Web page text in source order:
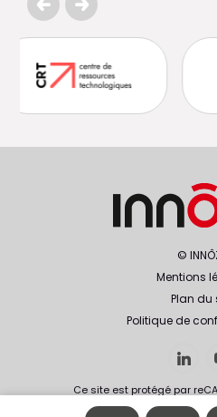
Next
©
Mentions
Plan du
Politique de
Ce site est protégé par
confidentialitéet les